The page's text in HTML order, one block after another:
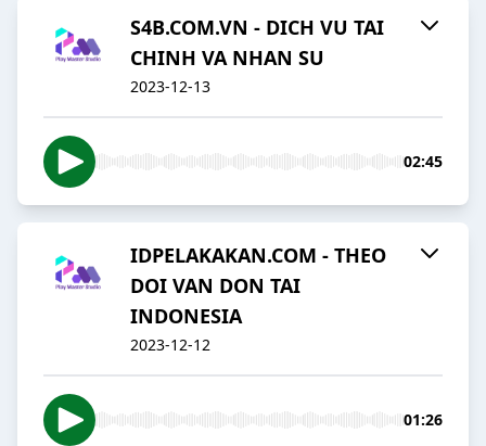
S4B.COM.VN - DICH VU TAI
CHINH VA NHAN SU
2023-12-13
02:45
IDPELAKAKAN.COM - THEO
DOI VAN DON TAI
INDONESIA
2023-12-12
01:26